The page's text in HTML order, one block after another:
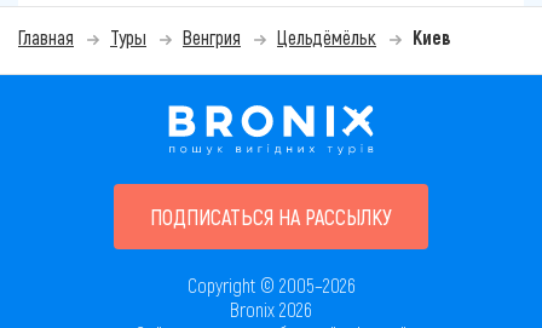
Главная Туры Венгрия Цельдёмёльк Киев
ПОДПИСАТЬСЯ НА РАССЫЛКУ
Copyright © 2005–2026
Bronix 2026